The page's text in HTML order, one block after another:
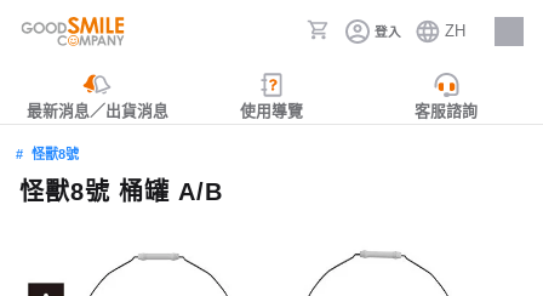
登入 ZH
人才招募
最新消息／出貨消息 使用導覽 客服諮詢
怪獸8號
怪獸8號 桶罐 A/B